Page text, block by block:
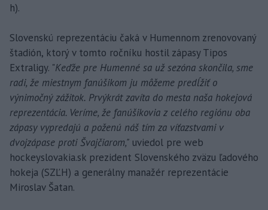
h).
Slovenskú reprezentáciu čaká v Humennom zrenovovaný
štadión, ktorý v tomto ročníku hostil zápasy Tipos
Extraligy. "Keďže pre Humenné sa už sezóna skončila, sme
radi, že miestnym fanúšikom ju môžeme predĺžiť o
výnimočný zážitok. Prvýkrát zavíta do mesta naša hokejová
reprezentácia. Veríme, že fanúšikovia z celého regiónu oba
zápasy vypredajú a poženú náš tím za víťazstvami v
dvojzápase proti Švajčiarom," uviedol pre web
hockeyslovakia.sk prezident Slovenského zväzu ľadového
hokeja (SZĽH) a generálny manažér reprezentácie
Miroslav Šatan.